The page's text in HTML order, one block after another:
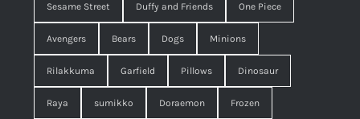
Sesame Street Duffy and Friends One Piece
Avengers Bears Dogs Minions
Rilakkuma Garfield Pillows Dinosaur
Raya sumikko Doraemon Frozen